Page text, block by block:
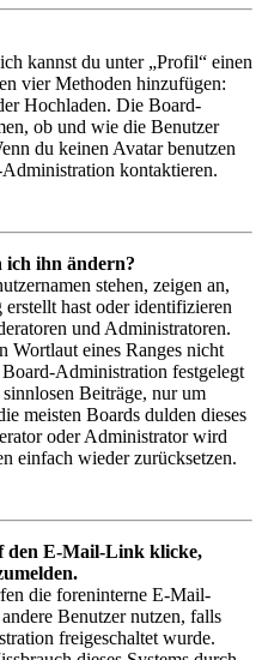
kannst du unter „Profil“ einen
vier Methoden hinzufügen:
Hochladen. Die Board-
ob und wie die Benutzer
du keinen Avatar benutzen
kontaktieren.
ich ihn ändern?
stehen, zeigen an,
hast oder identifizieren
und Administratoren.
Wortlaut eines Ranges nicht
Administration festgelegt
Beiträge, nur um
meisten Boards dulden dieses
oder Administrator wird
einfach wieder zurücksetzen.
den E-Mail-Link klicke,
die foreninterne E-Mail-
Benutzer nutzen, falls
freigeschaltet wurde.